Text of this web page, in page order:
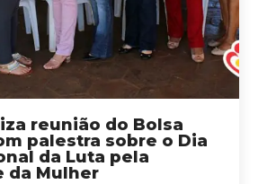
reunião do Bolsa
palestra sobre o Dia
da Luta pela
da Mulher